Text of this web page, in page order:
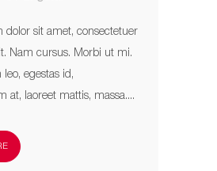
dolor sit amet, consectetuer
Nam cursus. Morbi ut mi.
egestas id,
at, laoreet mattis, massa....